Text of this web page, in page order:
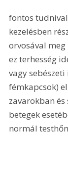
fontos
kezelésben
orvosával meg
ez terhesség
vagy
fémkapcsok)
zavarokban
betegek
normál